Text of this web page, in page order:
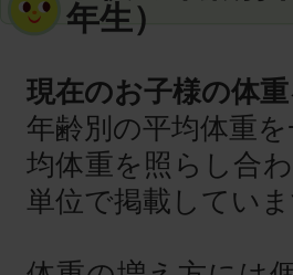
年生）
現在のお子様の体
年齢別の平均体重
均体重を照らし合
単位で掲載していま